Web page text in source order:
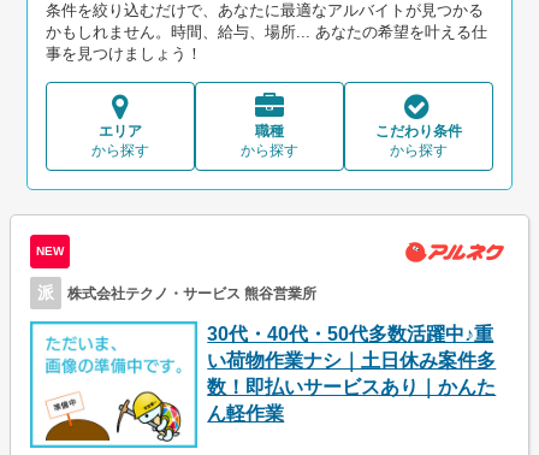
条件を絞り込むだけで、あなたに最適なアルバイトが見つかる
かもしれません。時間、給与、場所... あなたの希望を叶える仕
事を見つけましょう！
エリア
から探す
職種
から探す
こだわり条件
から探す
NEW
派 株式会社テクノ・サービス 熊谷営業所
30代・40代・50代多数活躍中♪重
い荷物作業ナシ｜土日休み案件多
数！即払いサービスあり｜かんた
ん軽作業